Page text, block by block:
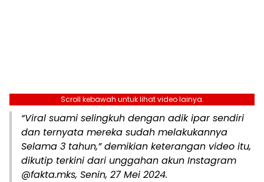
Scroll kebawah untuk lihat video lainya.
“Viral suami selingkuh dengan adik ipar sendiri
dan ternyata mereka sudah melakukannya
Selama 3 tahun,” demikian keterangan video itu,
dikutip terkini dari unggahan akun Instagram
@fakta.mks, Senin, 27 Mei 2024.